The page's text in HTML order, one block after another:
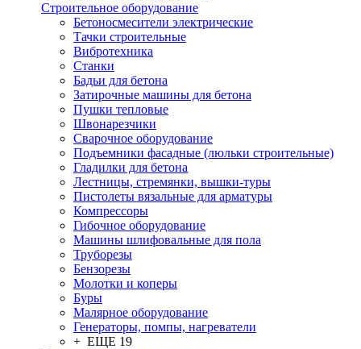
Строительное оборудование
Бетоносмесители электрические
Тачки строительные
Вибротехника
Станки
Бадьи для бетона
Затирочные машины для бетона
Пушки тепловые
Швонарезчики
Сварочное оборудование
Подъемники фасадные (люльки строительные)
Гладилки для бетона
Лестницы, стремянки, вышки-туры
Пистолеты вязальные для арматуры
Компрессоры
Гибочное оборудование
Машины шлифовальные для пола
Труборезы
Бензорезы
Молотки и коперы
Буры
Малярное оборудование
Генераторы, помпы, нагреватели
+ ЕЩЕ 19